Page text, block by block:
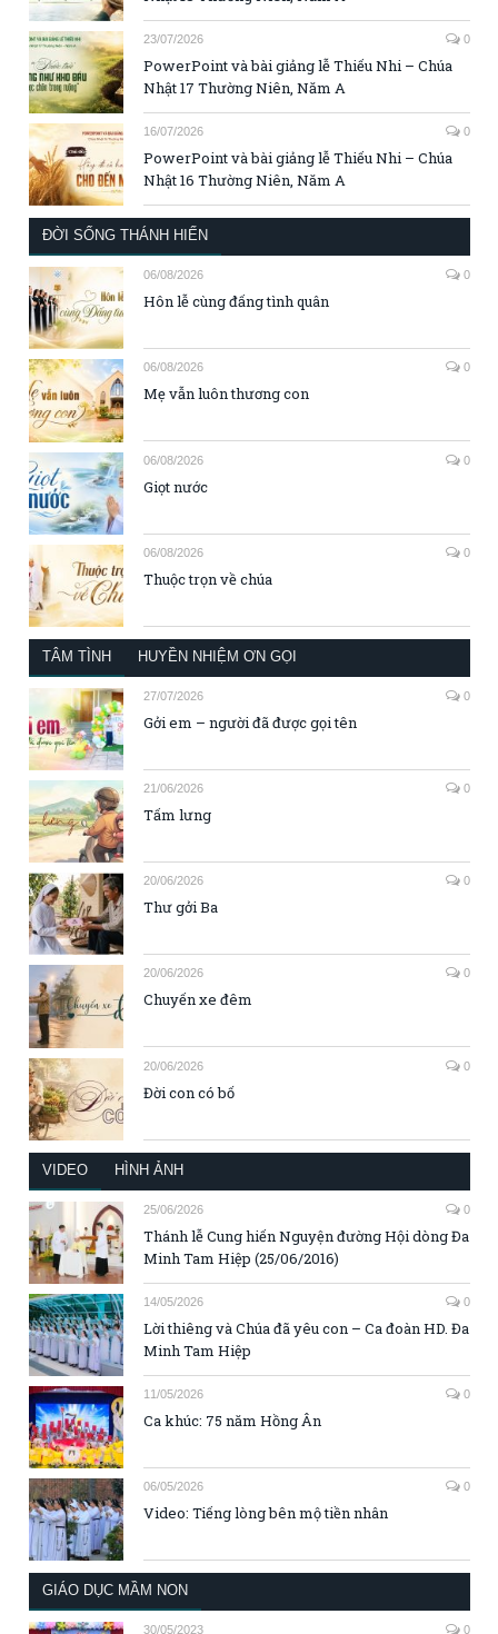
23/07/2026 0
PowerPoint và bài giảng lễ Thiếu Nhi – Chúa
Nhật 17 Thường Niên, Năm A
16/07/2026 0
PowerPoint và bài giảng lễ Thiếu Nhi – Chúa
Nhật 16 Thường Niên, Năm A
ĐỜI SỐNG THÁNH HIẾN
06/08/2026 0
Hôn lễ cùng đấng tình quân
06/08/2026 0
Mẹ vẫn luôn thương con
06/08/2026 0
Giọt nước
06/08/2026 0
Thuộc trọn về chúa
TÂM TÌNH HUYỀN NHIỆM ƠN GỌI
27/07/2026 0
Gởi em – người đã được gọi tên
21/06/2026 0
Tấm lưng
20/06/2026 0
Thư gởi Ba
20/06/2026 0
Chuyến xe đêm
20/06/2026 0
Đời con có bố
VIDEO HÌNH ẢNH
25/06/2026 0
Thánh lễ Cung hiến Nguyện đường Hội dòng Đa
Minh Tam Hiệp (25/06/2016)
14/05/2026 0
Lời thiêng và Chúa đã yêu con – Ca đoàn HD. Đa
Minh Tam Hiệp
11/05/2026 0
Ca khúc: 75 năm Hồng Ân
06/05/2026 0
Video: Tiếng lòng bên mộ tiền nhân
GIÁO DỤC MẦM NON
30/05/2023 0